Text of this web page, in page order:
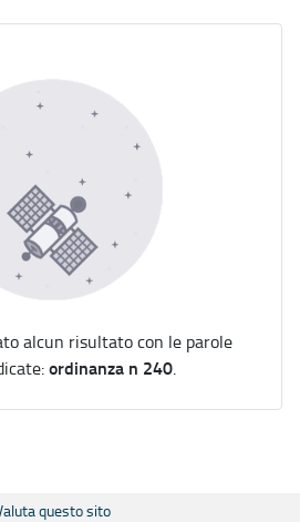
alcun risultato con le parole
ordinanza n 240.
questo sito